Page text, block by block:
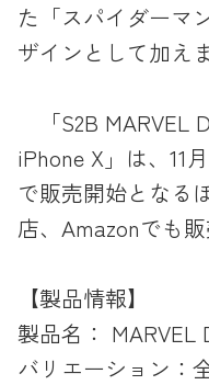
た「スパイダーマ
ザインとして加え
「S2B MARVEL
iPhone X」は、11
で販売開始となる
店、Amazonでも販
【製品情報】
製品名： MARVEL
バリエーション：